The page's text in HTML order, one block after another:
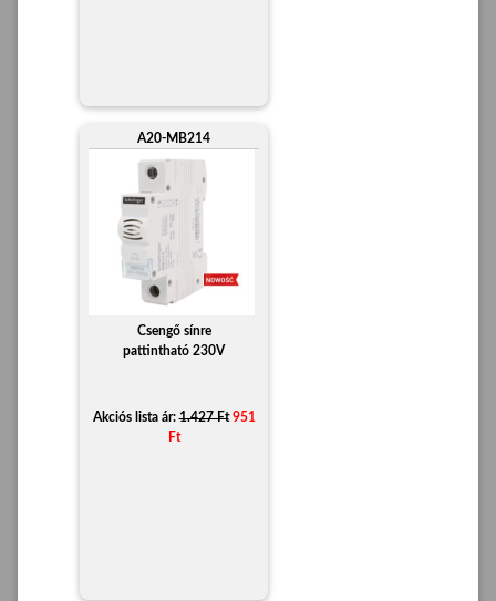
A20-MB214
Csengő sínre
pattintható 230V
Akciós lista ár:1.427 Ft 951
Ft